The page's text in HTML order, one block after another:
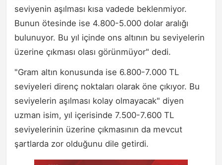
seviyenin aşılması kısa vadede beklenmiyor.
Bunun ötesinde ise 4.800-5.000 dolar aralığı
bulunuyor. Bu yıl içinde ons altının bu seviyelerin
üzerine çıkması olası görünmüyor" dedi.
"Gram altın konusunda ise 6.800-7.000 TL
seviyeleri direnç noktaları olarak öne çıkıyor. Bu
seviyelerin aşılması kolay olmayacak" diyen
uzman isim, yıl içerisinde 7.500-7.600 TL
seviyelerinin üzerine çıkmasının da mevcut
şartlarda zor olduğunu dile getirdi.